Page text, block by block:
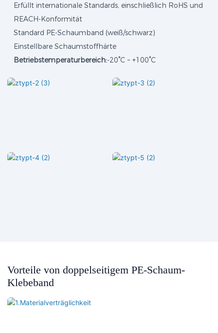
Erfüllt internationale Standards, einschließlich RoHS und
REACH-Konformität
Standard PE-Schaumband (weiß/schwarz)
Einstellbare Schaumstoffhärte
Betriebstemperaturbereich:-20°C ~ +100°C
Vorteile von doppelseitigem PE-Schaum-
Klebeband